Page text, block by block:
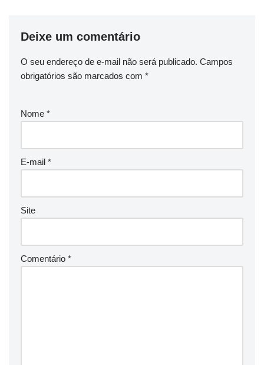
Deixe um comentário
O seu endereço de e-mail não será publicado. Campos
obrigatórios são marcados com *
Nome *
E-mail *
Site
Comentário *